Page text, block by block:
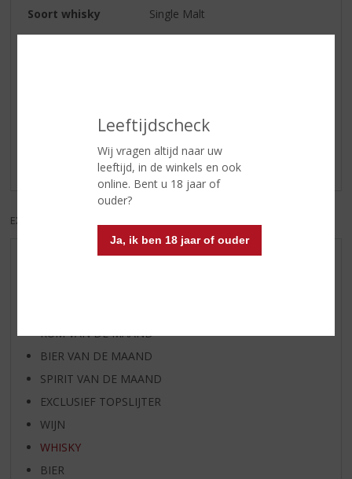
Leeftijdscheck
Wij vragen altijd naar uw
leeftijd, in de winkels en ook
online. Bent u 18 jaar of
ouder?
Ja, ik ben 18 jaar of ouder
Soort whisky
Single Malt
Er zijn nog geen reviews geplaatst voor dit product
EXCL. BTW
RUM VAN DE MAAND
BIER VAN DE MAAND
SPIRIT VAN DE MAAND
EXCLUSIEF TOPSLIJTER
WIJN
WHISKY
BIER